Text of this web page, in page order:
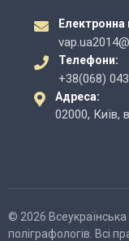
Телефони:
+38(068)
Адреса:
02000, Київ,
© 2026 Всеукраїнська
поліграфологів. Всі